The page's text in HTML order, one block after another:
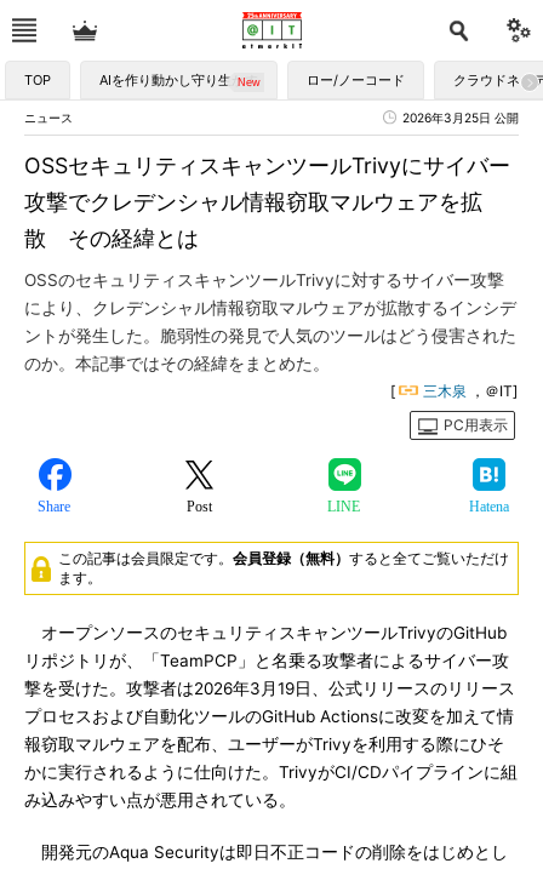
TOP AIを作り動かし守り生かす ロー/ノーコード クラウドネイ
ニュース 2026年3月25日 公開
OSSセキュリティスキャンツールTrivyにサイバー
攻撃でクレデンシャル情報窃取マルウェアを拡
散 その経緯とは
OSSのセキュリティスキャンツールTrivyに対するサイバー攻撃
により、クレデンシャル情報窃取マルウェアが拡散するインシデ
ントが発生した。脆弱性の発見で人気のツールはどう侵害された
のか。本記事ではその経緯をまとめた。
[ 三木泉 ，＠IT]
PC用表示
Share Post LINE Hatena
この記事は会員限定です。 会員登録（無料） すると全てご覧いただけ
ます。
オープンソースのセキュリティスキャンツールTrivyのGitHub
リポジトリが、「TeamPCP」と名乗る攻撃者によるサイバー攻
撃を受けた。攻撃者は2026年3月19日、公式リリースのリリース
プロセスおよび自動化ツールのGitHub Actionsに改変を加えて情
報窃取マルウェアを配布、ユーザーがTrivyを利用する際にひそ
かに実行されるように仕向けた。TrivyがCI/CDパイプラインに組
み込みやすい点が悪用されている。
開発元のAqua Securityは即日不正コードの削除をはじめとし